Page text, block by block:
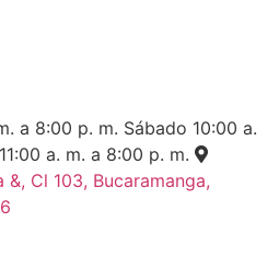
a 8:00 p. m. Sábado 10:00 a.
11:00 a. m. a 8:00 p. m.
Cl 103, Bucaramanga,